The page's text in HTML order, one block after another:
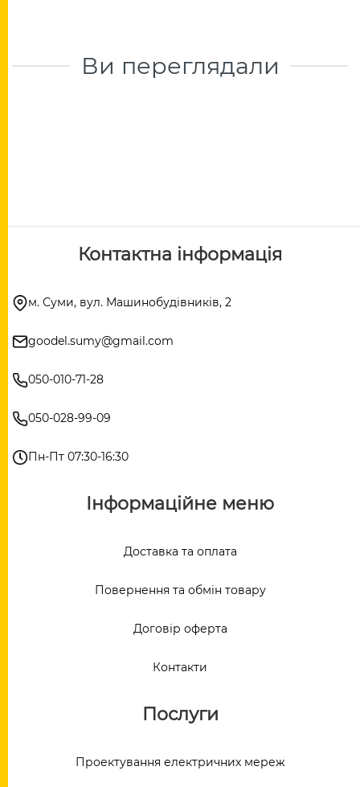
Ви переглядали
Контактна інформація
м. Суми, вул. Машинобудівників, 2
goodel.sumy@gmail.com
050-010-71-28
050-028-99-09
Пн-Пт 07:30-16:30
Інформаційне меню
Доставка та оплата
Повернення та обмін товару
Договір оферта
Контакти
Послуги
Проектування електричних мереж